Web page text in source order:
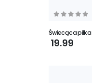
Świecąca piłka
19.99